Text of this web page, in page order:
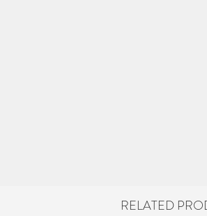
RELATED